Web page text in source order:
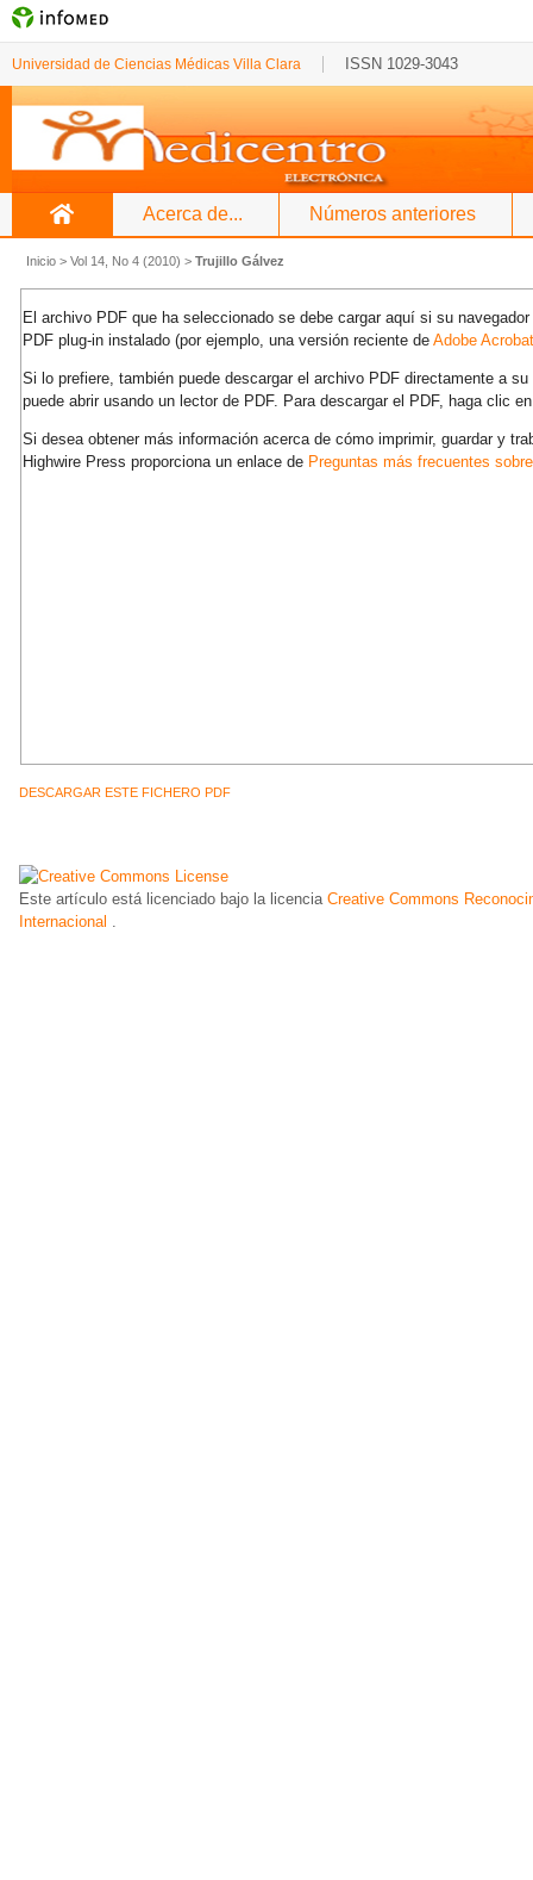
Universidad de Ciencias Médicas Villa Clara ISSN 1029-3043
Acerca de... Números anteriores
Inicio > Vol 14, No 4 (2010) > Trujillo Gálvez
El archivo PDF que ha seleccionado se debe cargar aquí si su
PDF plug-in instalado (por ejemplo, una versión reciente de Adobe
Si lo prefiere, también puede descargar el archivo PDF directamente a su
puede abrir usando un lector de PDF. Para descargar el PDF, haga clic
Si desea obtener más información acerca de cómo imprimir, guardar y
Highwire Press proporciona un enlace de Preguntas más frecuentes
DESCARGAR ESTE FICHERO PDF
Este artículo está licenciado bajo la licencia Creative Commons
Internacional .